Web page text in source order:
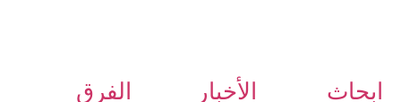
ابحاث الأخبار الفرق